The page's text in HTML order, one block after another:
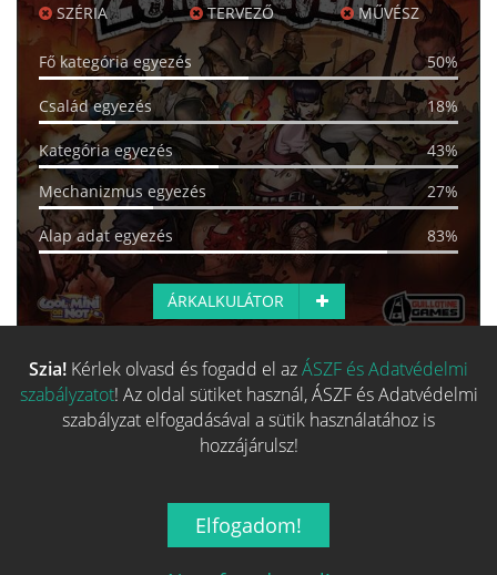
SZÉRIA TERVEZŐ MŰVÉSZ
Fő kategória egyezés 50%
Család egyezés 18%
Kategória egyezés
43%
Mechanizmus egyezés
27%
Alap adat egyezés 83%
ÁRKALKULÁTOR
Több hasonló játék keresése
Szia! Kérlek olvasd és fogadd el azÁSZF és Adatvédelmi
szabályzatot! Az oldal sütiket használ, ÁSZF és Adatvédelmi
szabályzat elfogadásával a sütik használatához is
hozzájárulsz!
Elfogadom!